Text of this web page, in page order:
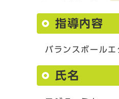
指導内容
バランスボール
氏名